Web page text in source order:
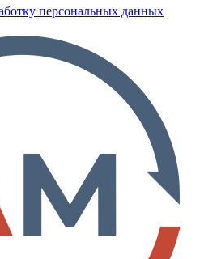
персональных данных